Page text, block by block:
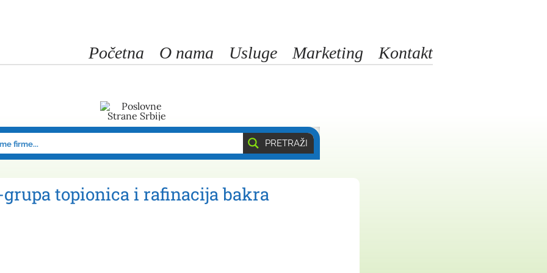
Početna O nama Usluge Marketing Kontakt
PRETRAŽI
grupa topionica i rafinacija bakra